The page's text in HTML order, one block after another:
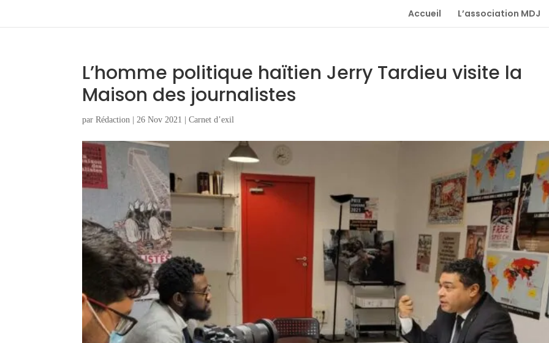
Accueil L’association MDJ
L’homme politique haïtien Jerry Tardieu visite la
Maison des journalistes
parRédaction |26 Nov 2021 |Carnet d’exil